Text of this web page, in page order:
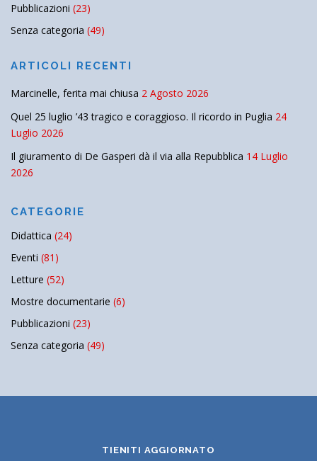
Pubblicazioni (23)
Senza categoria (49)
ARTICOLI RECENTI
Marcinelle, ferita mai chiusa 2 Agosto 2026
Quel 25 luglio ’43 tragico e coraggioso. Il ricordo in Puglia 24
Luglio 2026
Il giuramento di De Gasperi dà il via alla Repubblica 14 Luglio
2026
CATEGORIE
Didattica (24)
Eventi (81)
Letture (52)
Mostre documentarie (6)
Pubblicazioni (23)
Senza categoria (49)
TIENITI AGGIORNATO